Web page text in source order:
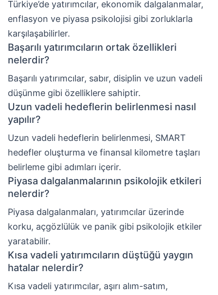
Türkiye’de yatırımcılar, ekonomik dalgalanmalar,
enflasyon ve piyasa psikolojisi gibi zorluklarla
karşılaşabilirler.
Başarılı yatırımcıların ortak özellikleri
nelerdir?
Başarılı yatırımcılar, sabır, disiplin ve uzun vadeli
düşünme gibi özelliklere sahiptir.
Uzun vadeli hedeflerin belirlenmesi nasıl
yapılır?
Uzun vadeli hedeflerin belirlenmesi, SMART
hedefler oluşturma ve finansal kilometre taşları
belirleme gibi adımları içerir.
Piyasa dalgalanmalarının psikolojik etkileri
nelerdir?
Piyasa dalgalanmaları, yatırımcılar üzerinde
korku, açgözlülük ve panik gibi psikolojik etkiler
yaratabilir.
Kısa vadeli yatırımcıların düştüğü yaygın
hatalar nelerdir?
Kısa vadeli yatırımcılar, aşırı alım-satım,